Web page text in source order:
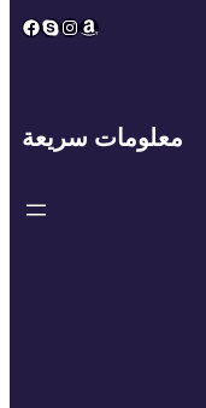
Facebook
Skype
Instagram
Amazon
معلومات سريعة